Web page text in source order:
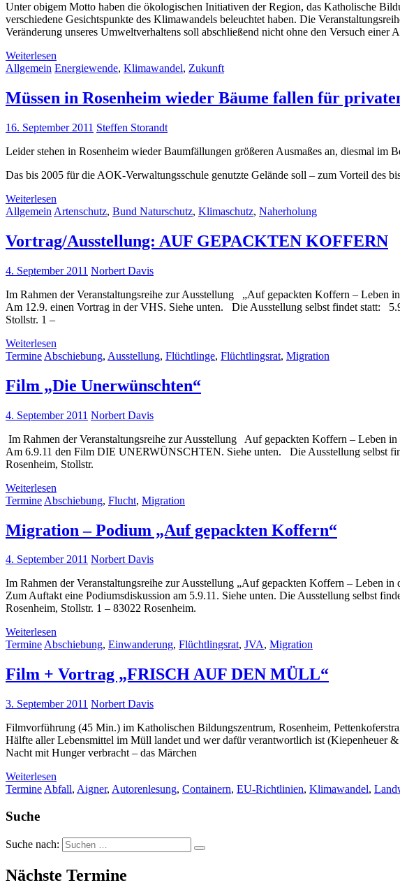
Unter obigem Motto haben die ökologischen Initiativen der Region, das Katholische
verschiedene Gesichtspunkte des Klimawandels beleuchtet haben. Die
Veränderung unseres Umweltverhaltens soll abschließend nicht ohne den Versuch einer
Weiterlesen
Allgemein Energiewende, Klimawandel, Zukunft
Müssen in Rosenheim wieder Bäume fallen für
16. September 2011 Steffen Storandt
Leider stehen in Rosenheim wieder Baumfällungen größeren Ausmaßes an, diesmal im
Das bis 2005 für die AOK-Verwaltungsschule genutzte Gelände soll – zum Vorteil des
Weiterlesen
Allgemein Artenschutz, Bund Naturschutz, Klimaschutz, Naherholung
Vortrag/Ausstellung: AUF GEPACKTEN KOFFERN
4. September 2011 Norbert Davis
Im Rahmen der Veranstaltungsreihe zur Ausstellung „Auf gepackten Koffern – Leben
Am 12.9. einen Vortrag in der VHS. Siehe unten. Die Ausstellung selbst findet statt:
Stollstr. 1 –
Weiterlesen
Termine Abschiebung, Ausstellung, Flüchtlinge, Flüchtlingsrat, Migration
Film „Die Unerwünschten“
4. September 2011 Norbert Davis
Im Rahmen der Veranstaltungsreihe zur Ausstellung Auf gepackten Koffern – Leben
Am 6.9.11 den Film DIE UNERWÜNSCHTEN. Siehe unten. Die Ausstellung selbst
Rosenheim, Stollstr.
Weiterlesen
Termine Abschiebung, Flucht, Migration
Migration – Podium „Auf gepackten Koffern“
4. September 2011 Norbert Davis
Im Rahmen der Veranstaltungsreihe zur Ausstellung „Auf gepackten Koffern – Leben
Zum Auftakt eine Podiumsdiskussion am 5.9.11. Siehe unten. Die Ausstellung selbst
Rosenheim, Stollstr. 1 – 83022 Rosenheim.
Weiterlesen
TermineAbschiebung, Einwanderung, Flüchtlingsrat, JVA, Migration
Film + Vortrag „FRISCH AUF DEN MÜLL“
3. September 2011 Norbert Davis
Filmvorführung (45 Min.) im Katholischen Bildungszentrum, Rosenheim,
Hälfte aller Lebensmittel im Müll landet und wer dafür verantwortlich ist (Kiepenheuer
Nacht mit Hunger verbracht – das Märchen
Weiterlesen
Termine Abfall, Aigner, Autorenlesung, Containern, EU-Richtlinien, Klimawandel,
Suche
Suche nach:
Nächste Termine